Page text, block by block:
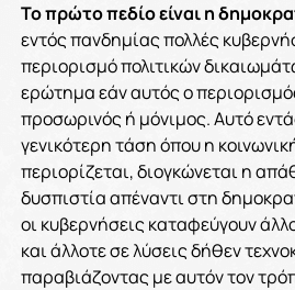
Το πρώτο πεδίο είναι η
εντός πανδημίας πολλές
περιορισμό πολιτικών
ερώτημα εάν αυτός ο
προσωρινός ή μόνιμος. Αυτό
γενικότερη τάση όπου η
περιορίζεται, διογκώνεται η
δυσπιστία απέναντι στη
οι κυβερνήσεις καταφεύγουν
και άλλοτε σε λύσεις δήθεν
παραβιάζοντας με αυτόν τον